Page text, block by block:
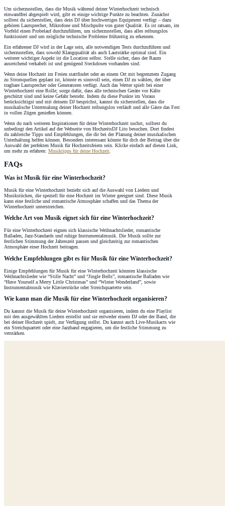
Um sicherzustellen, dass die Musik während deiner Winterhochzeit technisch
einwandfrei abgespielt wird, gibt es einige wichtige Punkte zu beachten. Zunächst
solltest du sicherstellen, dass dein DJ über hochwertiges Equipment verfügt – dazu
gehören Lautsprecher, Mikrofone und Mischpulte von guter Qualität. Es ist ratsam, im
Vorfeld einen Probelauf durchzuführen, um sicherzustellen, dass alles reibungslos
funktioniert und um mögliche technische Probleme frühzeitig zu erkennen.
Ein erfahrener DJ wird in der Lage sein, alle notwendigen Tests durchzuführen und
sicherzustellen, dass sowohl Klangqualität als auch Lautstärke optimal sind. Ein
weiterer wichtiger Aspekt ist die Location selbst. Stelle sicher, dass der Raum
ausreichend verkabelt ist und genügend Steckdosen vorhanden sind.
Wenn deine Hochzeit im Freien stattfindet oder an einem Ort mit begrenztem Zugang
zu Stromquellen geplant ist, könnte es sinnvoll sein, einen DJ zu wählen, der über
tragbare Lautsprecher oder Generatoren verfügt. Auch das Wetter spielt bei einer
Winterhochzeit eine Rolle; sorge dafür, dass alle technischen Geräte vor Kälte
geschützt sind und keine Gefahr besteht. Indem du diese Punkte im Voraus
berücksichtigst und mit deinem DJ besprichst, kannst du sicherstellen, dass die
musikalische Untermalung deiner Hochzeit reibungslos verläuft und alle Gäste das Fest
in vollen Zügen genießen können.
Wenn du nach weiteren Inspirationen für deine Winterhochzeit suchst, solltest du
unbedingt den Artikel auf der Webseite von HochzeitsDJ Lito besuchen. Dort findest
du zahlreiche Tipps und Empfehlungen, die dir bei der Planung deiner musikalischen
Unterhaltung helfen können. Besonders interessant könnte für dich der Beitrag über die
Auswahl der perfekten Musik für Hochzeitsfeiern sein. Klicke einfach auf diesen Link,
um mehr zu erfahren: Musiktipps für deine Hochzeit.
FAQs
Was ist Musik für eine Winterhochzeit?
Musik für eine Winterhochzeit bezieht sich auf die Auswahl von Liedern und
Musikstücken, die speziell für eine Hochzeit im Winter geeignet sind. Diese Musik
kann eine festliche und romantische Atmosphäre schaffen und das Thema der
Winterhochzeit unterstreichen.
Welche Art von Musik eignet sich für eine Winterhochzeit?
Für eine Winterhochzeit eignen sich klassische Weihnachtslieder, romantische
Balladen, Jazz-Standards und ruhige Instrumentalmusik. Die Musik sollte zur
festlichen Stimmung der Jahreszeit passen und gleichzeitig zur romantischen
Atmosphäre einer Hochzeit beitragen.
Welche Empfehlungen gibt es für Musik für eine Winterhochzeit?
Einige Empfehlungen für Musik für eine Winterhochzeit könnten klassische
Weihnachtslieder wie “Stille Nacht” und “Jingle Bells”, romantische Balladen wie
“Have Yourself a Merry Little Christmas” und “Winter Wonderland”, sowie
Instrumentalmusik wie Klavierstücke oder Streichquartette sein.
Wie kann man die Musik für eine Winterhochzeit organisieren?
Du kannst die Musik für deine Winterhochzeit organisieren, indem du eine Playlist
mit den ausgewählten Liedern erstellst und sie entweder einem DJ oder der Band, die
bei deiner Hochzeit spielt, zur Verfügung stellst. Du kannst auch Live-Musikacts wie
ein Streichquartett oder eine Jazzband engagieren, um die festliche Stimmung zu
verstärken.